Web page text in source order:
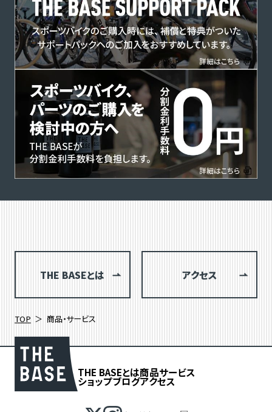
THE BASEとは アクセス
TOP 商品・サービス
THE BASEとは商品サービス
ショップブログアクセス